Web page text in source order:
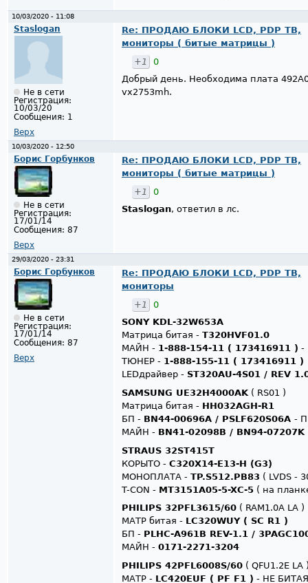
10/03/2020 - 11:08
Staslogan
Не в сети
Регистрация:
10/03/20
Сообщения: 1
Верх
Re: ПРОДАЮ БЛОКИ LCD, PDP ТВ,
мониторы ( битые матрицы )
+1
0
Добрый день. Необходима плата
vx2753mh.
10/03/2020 - 12:50
Борис Горбунков
Не в сети
Регистрация:
17/01/14
Сообщения: 87
Верх
Re: ПРОДАЮ БЛОКИ LCD, PDP ТВ,
мониторы ( битые матрицы )
+1
0
Staslogan, ответил в лс.
29/03/2020 - 23:31
Борис Горбунков
Не в сети
Регистрация:
17/01/14
Сообщения: 87
Верх
Re: ПРОДАЮ БЛОКИ LCD, PDP ТВ,
мониторы
+1
0
SONY KDL-32W653A
Матрица битая - T320HVF01.0
МАЙН - 1-888-154-11 ( 173416911 ) -
ТЮНЕР - 1-888-155-11 ( 173416911 )
LEDдрайвер - ST320AU-4S01 / REV
SAMSUNG UE32H4000AK ( RS01 )
Матрица битая - HH032AGH-R1
БП - BN44-00696A / PSLF620S06A -
МАЙН - BN41-02098B / BN94-07207K
STRAUS 32ST415T
КОРЫТО - C320X14-E13-H (G3)
МОНОПЛАТА - TP.S512.PB83 ( LVDS -
T-CON - MT3151A05-5-XC-5 ( на
PHILIPS 32PFL3615/60 ( RAM1.0A LA )
МАТР битая - LC320WUY ( SC R1 )
БП - PLHC-A961B REV-1.1 /
МАЙН - 0171-2271-3204
PHILIPS 42PFL6008S/60 ( QFU1.2E LA
МАТР - LC420EUF ( PF F1 ) - НЕ